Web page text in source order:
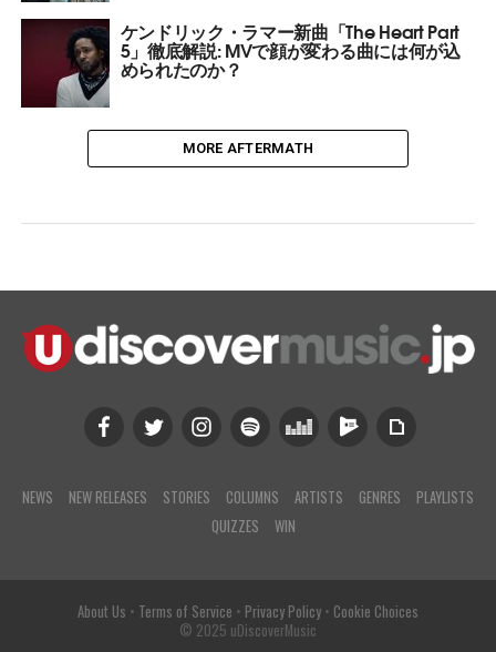
ケンドリック・ラマー新曲「The Heart Part
5」徹底解説: MVで顔が変わる曲には何が込
められたのか？
MORE AFTERMATH
NEWS NEW RELEASES STORIES COLUMNS ARTISTS GENRES
PLAYLISTS
QUIZZES
WIN
About Us • Terms of Service • Privacy Policy• Cookie Choices
© 2025 uDiscoverMusic